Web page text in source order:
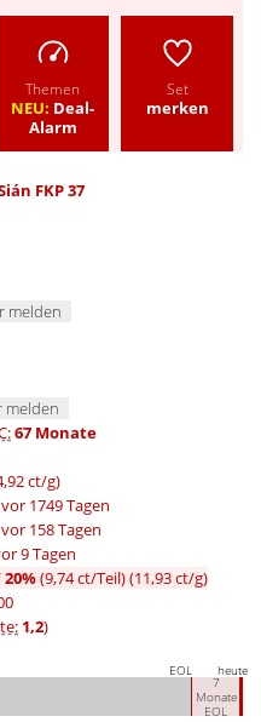
Themen
NEU: Deal-
Alarm
Set
merken
FKP 37
melden
melden
67 Monate
ct/g)
vor 1749 Tagen
vor 158 Tagen
9 Tagen
20%(9,74 ct/Teil)(11,93 ct/g)
1,2)
EOL
heute
7
Monate
EOL